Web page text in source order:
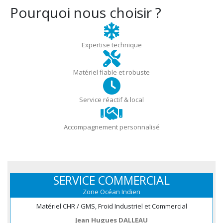
Pourquoi nous choisir ?
Expertise technique
Matériel fiable et robuste
Service réactif & local
Accompagnement personnalisé
SERVICE COMMERCIAL
Zone Océan Indien
Matériel CHR / GMS, Froid Industriel et Commercial
Jean Hugues DALLEAU